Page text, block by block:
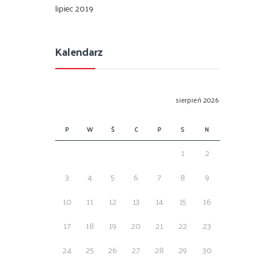
lipiec 2019
Kalendarz
sierpień 2026
P W Ś C P S N
1
2
3
4 5 6 7 8
9
10
11 12 13 14 15
16
17
18 19 20 21 22
23
24
25 26 27 28 29
30